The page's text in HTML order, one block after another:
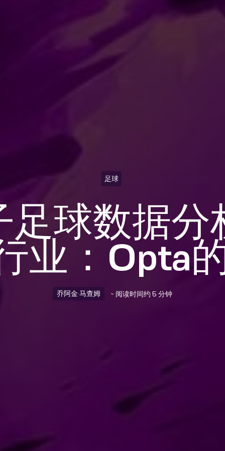
足球
足球数据分
业：Opta
乔阿金·马查姆 ~ 阅读时间约 5 分钟